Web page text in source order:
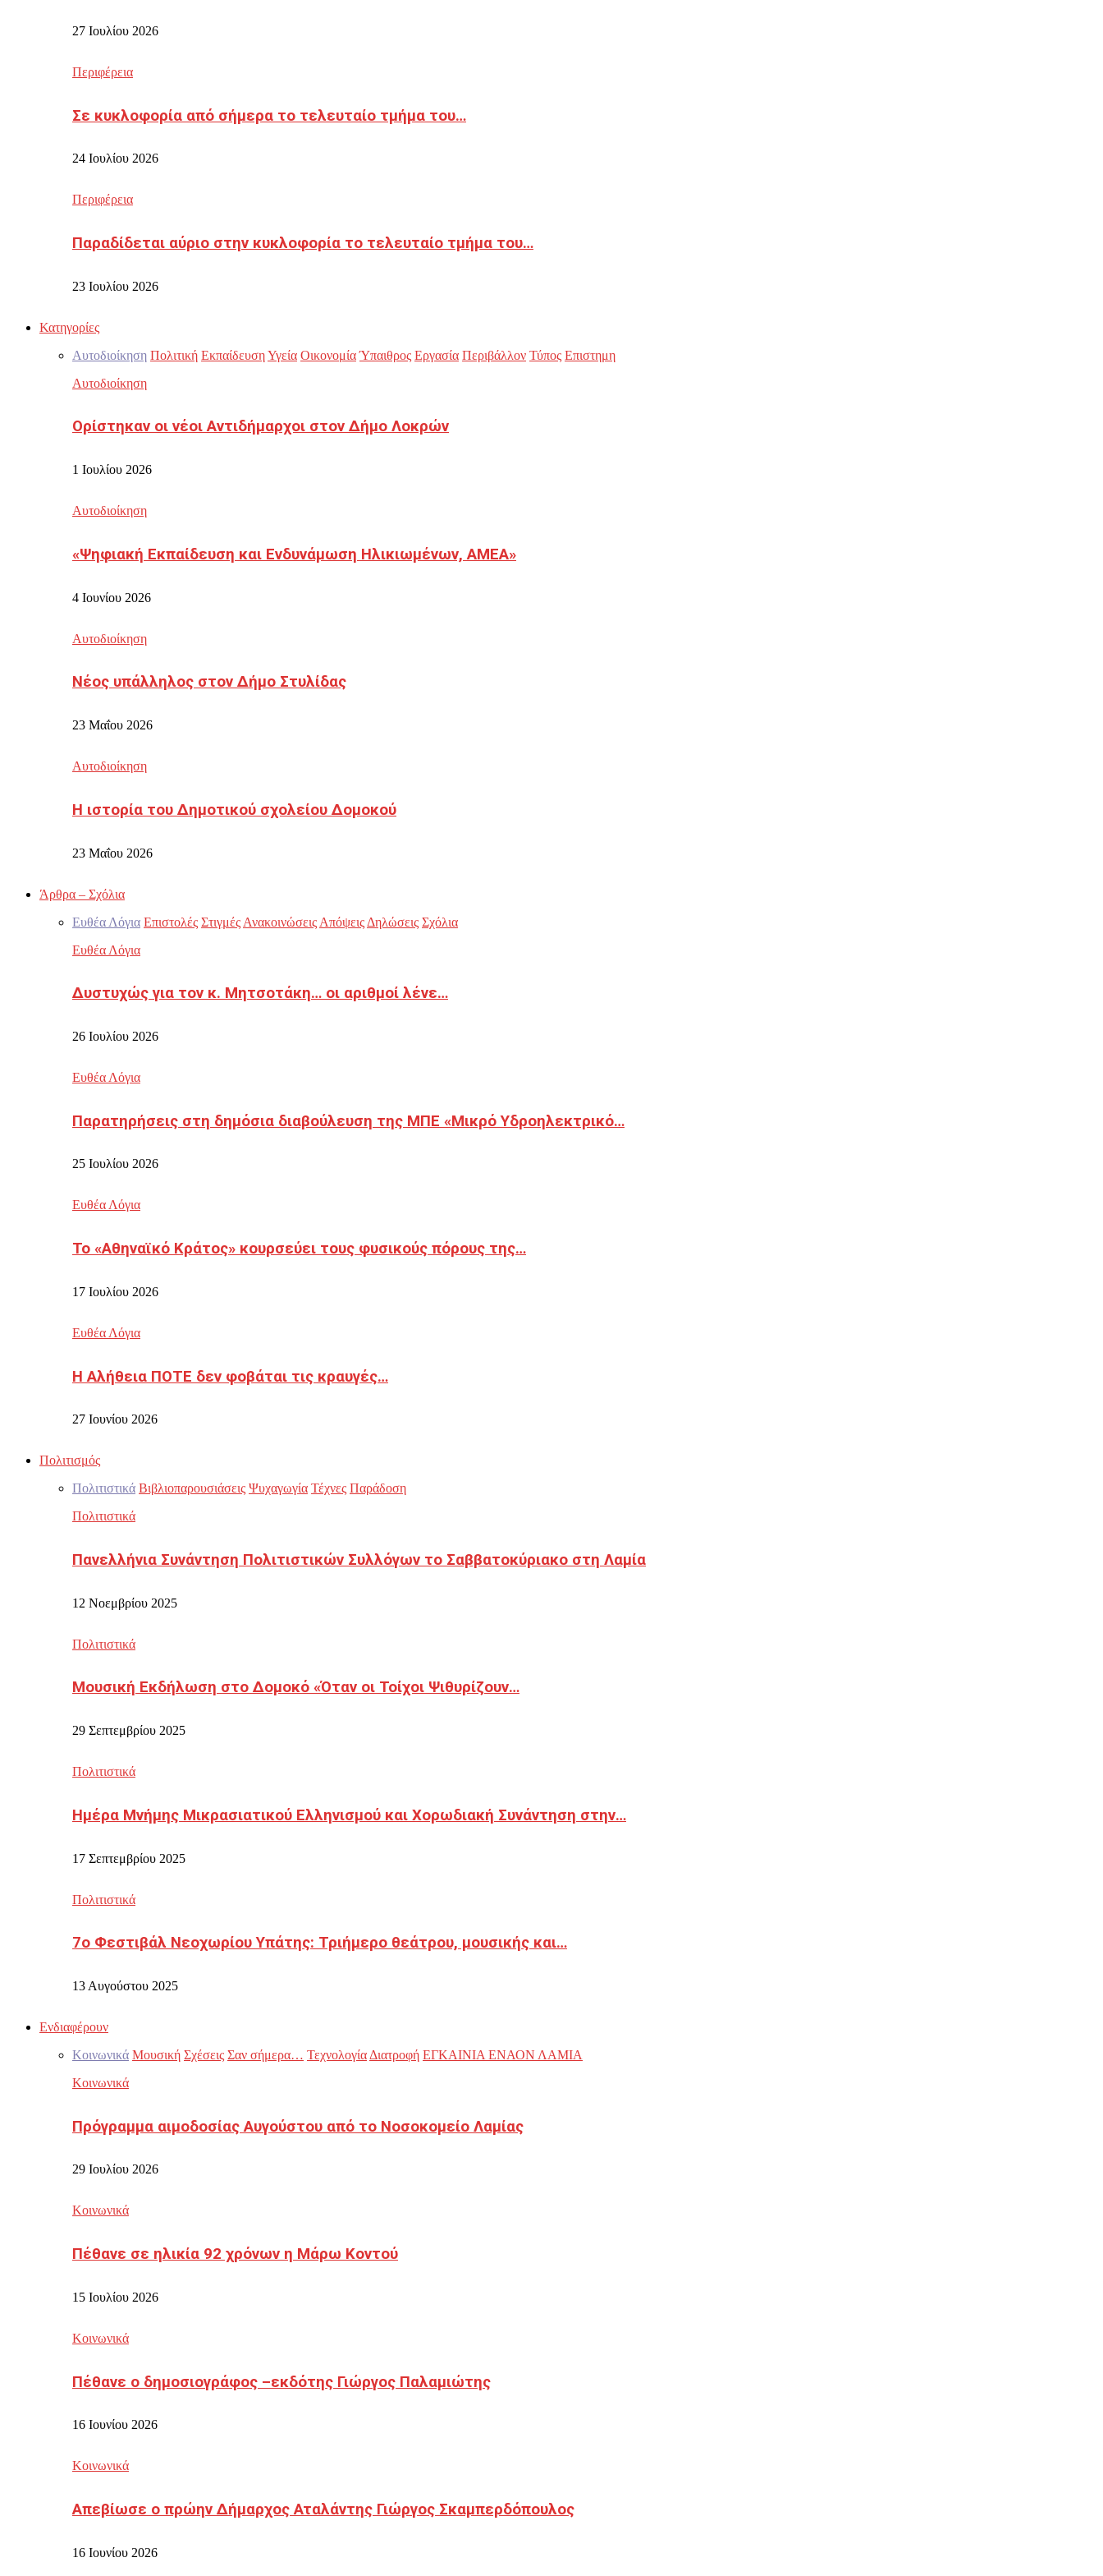
27 Ιουλίου 2026
Περιφέρεια
Σε κυκλοφορία από σήμερα το τελευταίο τμήμα του…
24 Ιουλίου 2026
Περιφέρεια
Παραδίδεται αύριο στην κυκλοφορία το τελευταίο τμήμα του…
23 Ιουλίου 2026
Κατηγορίες
Αυτοδιοίκηση Πολιτική ΕκπαίδευσηΥγεία Οικονομία Ύπαιθρος Εργασία Περιβάλλον Τύπος Επιστημη
Αυτοδιοίκηση
Ορίστηκαν οι νέοι Αντιδήμαρχοι στον Δήμο Λοκρών
1 Ιουλίου 2026
Αυτοδιοίκηση
«Ψηφιακή Εκπαίδευση και Ενδυνάμωση Ηλικιωμένων, ΑΜΕΑ»
4 Ιουνίου 2026
Αυτοδιοίκηση
Νέος υπάλληλος στον Δήμο Στυλίδας
23 Μαΐου 2026
Αυτοδιοίκηση
Η ιστορία του Δημοτικού σχολείου Δομοκού
23 Μαΐου 2026
Άρθρα – Σχόλια
Ευθέα Λόγια Επιστολές Στιγμές Ανακοινώσεις Απόψεις Δηλώσεις Σχόλια
Ευθέα Λόγια
Δυστυχώς για τον κ. Μητσοτάκη… οι αριθμοί λένε…
26 Ιουλίου 2026
Ευθέα Λόγια
Παρατηρήσεις στη δημόσια διαβούλευση της ΜΠΕ «Μικρό Υδροηλεκτρικό…
25 Ιουλίου 2026
Ευθέα Λόγια
Το «Αθηναϊκό Κράτος» κουρσεύει τους φυσικούς πόρους της…
17 Ιουλίου 2026
Ευθέα Λόγια
Η Αλήθεια ΠΟΤΕ δεν φοβάται τις κραυγές…
27 Ιουνίου 2026
Πολιτισμός
Πολιτιστικά Βιβλιοπαρουσιάσεις Ψυχαγωγία Τέχνες Παράδοση
Πολιτιστικά
Πανελλήνια Συνάντηση Πολιτιστικών Συλλόγων το Σαββατοκύριακο στη Λαμία
12 Νοεμβρίου 2025
Πολιτιστικά
Μουσική Εκδήλωση στο Δομοκό «Όταν οι Τοίχοι Ψιθυρίζουν…
29 Σεπτεμβρίου 2025
Πολιτιστικά
Ημέρα Μνήμης Μικρασιατικού Ελληνισμού και Χορωδιακή Συνάντηση στην…
17 Σεπτεμβρίου 2025
Πολιτιστικά
7ο Φεστιβάλ Νεοχωρίου Υπάτης: Τριήμερο θεάτρου, μουσικής και…
13 Αυγούστου 2025
Ενδιαφέρουν
Κοινωνικά Μουσική Σχέσεις Σαν σήμερα… Τεχνολογία Διατροφή ΕΓΚΑΙΝΙΑ ΕΝΑΟΝ ΛΑΜΙΑ
Κοινωνικά
Πρόγραμμα αιμοδοσίας Αυγούστου από το Νοσοκομείο Λαμίας
29 Ιουλίου 2026
Κοινωνικά
Πέθανε σε ηλικία 92 χρόνων η Μάρω Κοντού
15 Ιουλίου 2026
Κοινωνικά
Πέθανε ο δημοσιογράφος –εκδότης Γιώργος Παλαμιώτης
16 Ιουνίου 2026
Κοινωνικά
Απεβίωσε ο πρώην Δήμαρχος Αταλάντης Γιώργος Σκαμπερδόπουλος
16 Ιουνίου 2026